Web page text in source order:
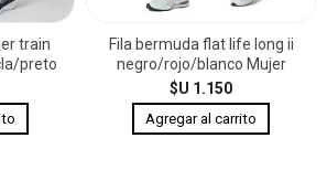
train
preto
Fila bermuda flat life long ii
negro/rojo/blanco Mujer
$U 1.150